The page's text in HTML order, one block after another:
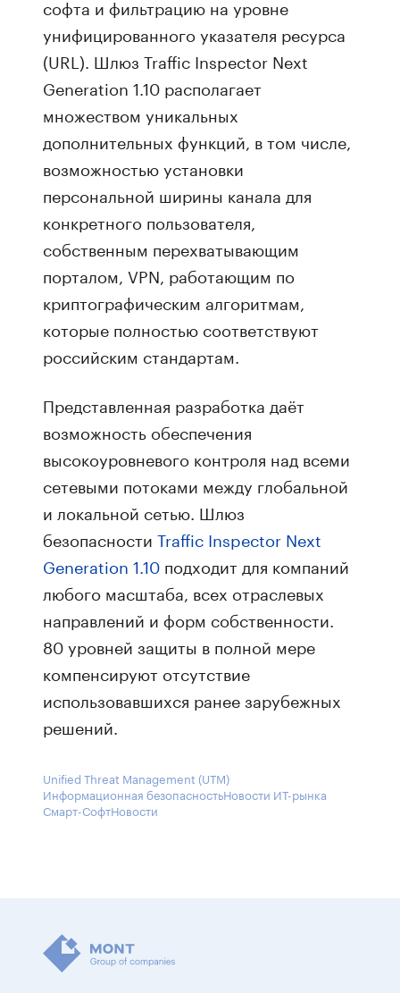
софта и фильтрацию на уровне
унифицированного указателя ресурса
(URL). Шлюз Traffic Inspector Next
Generation 1.10 располагает
множеством уникальных
дополнительных функций, в том числе,
возможностью установки
персональной ширины канала для
конкретного пользователя,
собственным перехватывающим
порталом, VPN, работающим по
криптографическим алгоритмам,
которые полностью соответствуют
российским стандартам.
Представленная разработка даёт
возможность обеспечения
высокоуровневого контроля над всеми
сетевыми потоками между глобальной
и локальной сетью. Шлюз
безопасности Traffic Inspector Next
Generation 1.10 подходит для компаний
любого масштаба, всех отраслевых
направлений и форм собственности.
80 уровней защиты в полной мере
компенсируют отсутствие
использовавшихся ранее зарубежных
решений.
Unified Threat Management (UTM)
Информационная безопасностьНовости ИТ-рынка
Смарт-СофтНовости